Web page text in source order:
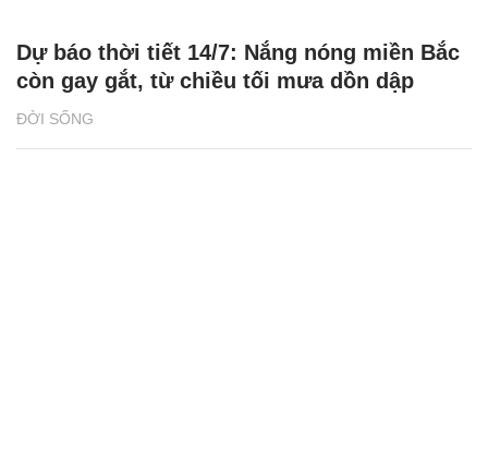
ĐỜI SỐNG
Dự báo thời tiết 14/7: Nắng nóng miền Bắc
còn gay gắt, từ chiều tối mưa dồn dập